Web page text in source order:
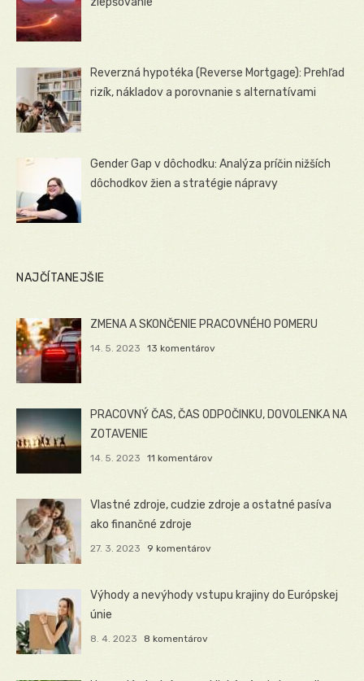
Reverzná hypotéka (Reverse Mortgage): Prehľad
rizík, nákladov a porovnanie s alternatívami
Gender Gap v dôchodku: Analýza príčin nižších
dôchodkov žien a stratégie nápravy
NAJČÍTANEJŠIE
ZMENA A SKONČENIE PRACOVNÉHO POMERU
14. 5. 2023 13 komentárov
PRACOVNÝ ČAS, ČAS ODPOČINKU, DOVOLENKA NA
ZOTAVENIE
14. 5. 2023 11 komentárov
Vlastné zdroje, cudzie zdroje a ostatné pasíva
ako finančné zdroje
27. 3. 2023 9 komentárov
Výhody a nevýhody vstupu krajiny do Európskej
únie
8. 4. 2023 8 komentárov